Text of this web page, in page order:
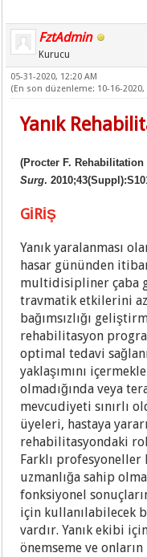
FztAdmin
Kurucu
05-31-2020, 12:20 AM
(En son düzenleme: 10-16-2020,
Yanık
(Procter F.
Surg.
GİRİŞ
Yanık yaralanması
hasar gününden
multidisipliner çaba
travmatik etkilerini
bağımsızlığı
rehabilitasyon
optimal tedavi
yaklaşımını
olmadığında veya
mevcudiyeti sınırlı
üyeleri, hastaya
rehabilitasyondaki
Farklı profesyoneller
uzmanlığa sahip
fonksiyonel
için kullanılabilecek
vardır. Yanık ekibi
önemseme ve